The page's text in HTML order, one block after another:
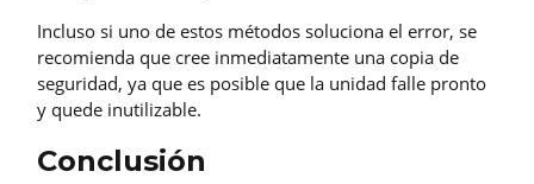
Incluso si uno de estos métodos soluciona el error, se
recomienda que cree inmediatamente una copia de
seguridad, ya que es posible que la unidad falle pronto
y quede inutilizable.
Conclusión